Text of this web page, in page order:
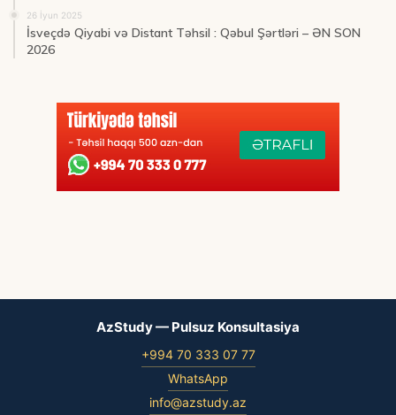
26 İyun 2025
İsveçdə Qiyabi və Distant Təhsil : Qəbul Şərtləri – ƏN SON
2026
AzStudy — Pulsuz Konsultasiya
+994 70 333 07 77
WhatsApp
info@azstudy.az